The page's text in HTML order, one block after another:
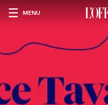
MENU